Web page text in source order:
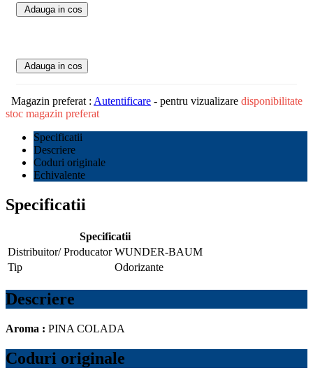
Adauga in cos
Adauga in cos
Magazin preferat : Autentificare - pentru vizualizare disponibilitate
stoc magazin preferat
Specificatii
Descriere
Coduri originale
Echivalente
Specificatii
Specificatii
Distribuitor/ Producator WUNDER-BAUM
Tip
Odorizante
Descriere
Aroma : PINA COLADA
Coduri originale